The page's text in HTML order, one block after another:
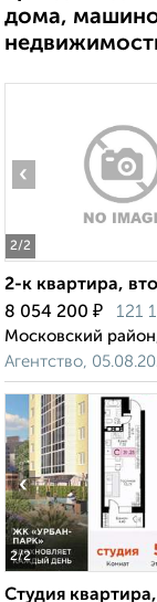
дома,
2/2
‹
2-к квартира,
8 054 200 ₽ 121
Московский
Агентство,
2/2
‹
Студия